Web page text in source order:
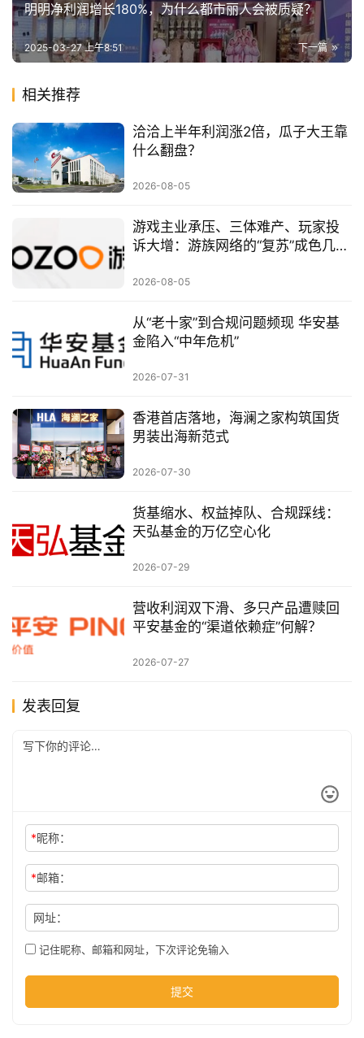
明明净利润增长180%，为什么都市丽人会被质疑？
下一篇
2025-03-27 上午8:51
相关推荐
洽洽上半年利润涨2倍，瓜子大王靠
什么翻盘？
2026-08-05
游戏主业承压、三体难产、玩家投
诉大增：游族网络的“复苏”成色几
2026-08-05
从“老十家”到合规问题频现 华安基
金陷入“中年危机”
2026-07-31
香港首店落地，海澜之家构筑国货
男装出海新范式
2026-07-30
货基缩水、权益掉队、合规踩线：
天弘基金的万亿空心化
2026-07-29
营收利润双下滑、多只产品遭赎回
平安基金的“渠道依赖症”何解？
2026-07-27
发表回复
*昵称：
*邮箱：
网址：
记住昵称、邮箱和网址，下次评论免输入
提交